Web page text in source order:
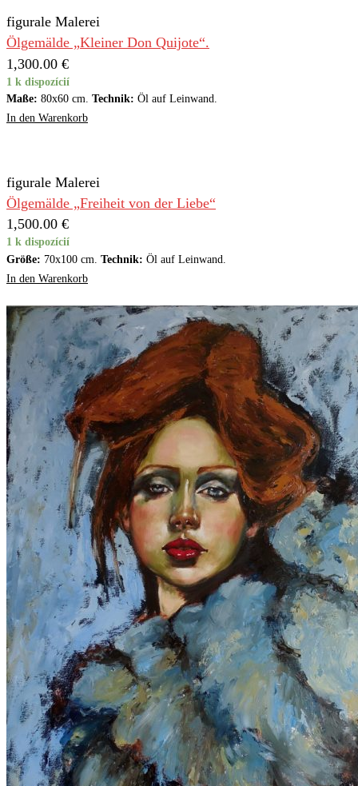
figurale Malerei
Ölgemälde „Kleiner Don Quijote“.
1,300.00 €
1 k dispozícií
Maße: 80x60 cm. Technik: Öl auf Leinwand.
In den Warenkorb
figurale Malerei
Ölgemälde „Freiheit von der Liebe“
1,500.00 €
1 k dispozícií
Größe: 70x100 cm. Technik: Öl auf Leinwand.
In den Warenkorb